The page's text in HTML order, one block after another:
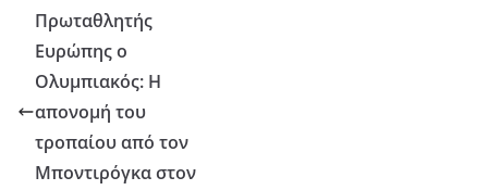
Πρωταθλητής
Ευρώπης ο
Ολυμπιακός: Η
απονομή του
τροπαίου από τον
Μποντιρόγκα στον